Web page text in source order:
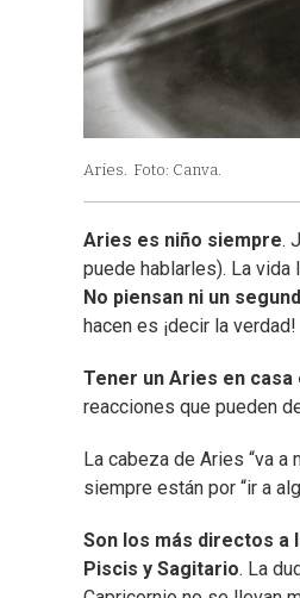
Aries. Foto: Canva.
Aries es niño siempre.
puede hablarles). La vida
No piensan ni un
hacen es ¡decir la verdad!
Tener un Aries en
reacciones que pueden
La cabeza de Aries “va
siempre están por “ir a
Son los más directos a
Piscis y Sagitario. La